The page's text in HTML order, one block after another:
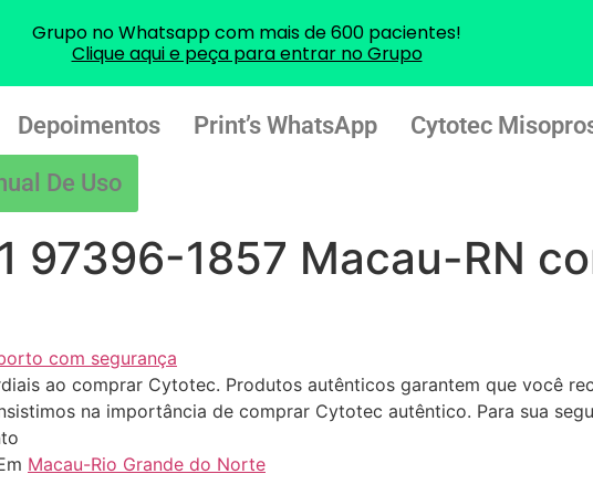
Depoimentos Print’s WhatsApp Cytotec
De Uso
97396-1857 Macau-RN
com segurança
ao comprar Cytotec. Produtos autênticos garantem que você
na importância de comprar Cytotec autêntico. Para sua
Macau-Rio Grande do Norte
Grupo no Whatsapp com mais de 600 pacientes!
Clique aqui e peça para entrar no Grupo